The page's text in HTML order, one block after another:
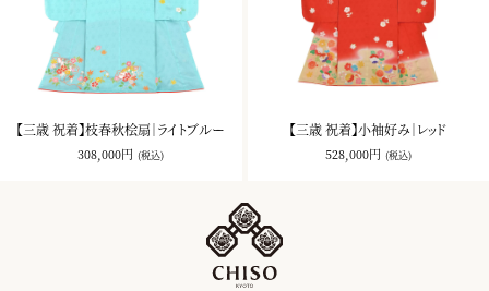
【三歳 祝着】枝春秋桧扇｜ライトブルー
308,000円 (税込)
【三歳 祝着】小袖好み｜レッド
528,000円 (税込)